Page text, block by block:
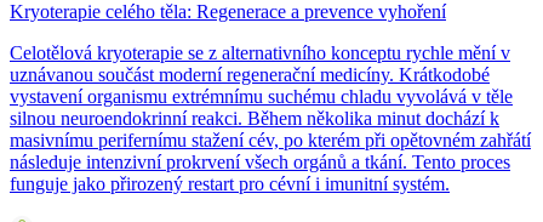
Kryoterapie celého těla: Regenerace a prevence vyhoření
Celotělová kryoterapie se z alternativního konceptu rychle mění v
uznávanou součást moderní regenerační medicíny. Krátkodobé
vystavení organismu extrémnímu suchému chladu vyvolává v těle
silnou neuroendokrinní reakci. Během několika minut dochází k
masivnímu perifernímu stažení cév, po kterém při opětovném zahřátí
následuje intenzivní prokrvení všech orgánů a tkání. Tento proces
funguje jako přirozený restart pro cévní i imunitní systém.